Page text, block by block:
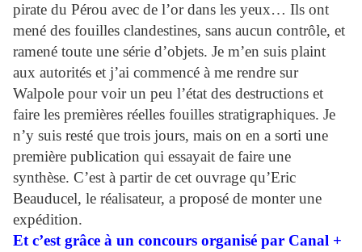
pirate du Pérou avec de l’or dans les yeux… Ils ont
mené des fouilles clandestines, sans aucun contrôle, et
ramené toute une série d’objets. Je m’en suis plaint
aux autorités et j’ai commencé à me rendre sur
Walpole pour voir un peu l’état des destructions et
faire les premières réelles fouilles stratigraphiques. Je
n’y suis resté que trois jours, mais on en a sorti une
première publication qui essayait de faire une
synthèse. C’est à partir de cet ouvrage qu’Eric
Beauducel, le réalisateur, a proposé de monter une
expédition.
Et c’est grâce à un concours organisé par Canal +